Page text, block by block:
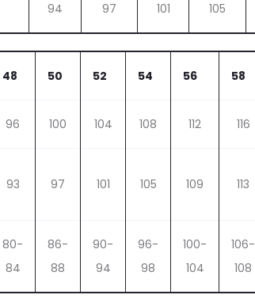
94 97 101 105
48 50 52 54 56 58
96 100 104 108 112 116
93 97 101 105 109 113
80-
84
86-
88
90-
94
96-
98
100-
104
106-
108